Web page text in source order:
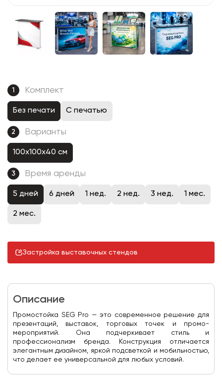
1 Комплект
Без печати С печатью
2 Варианты
100x100x40 см
3 Время аренды
5 дней 6 дней 1 нед. 2 нед. 3 нед. 1 мес.
2 мес.
Застройка выставочных стендов
Описание
Промостойка SEG Pro — это современное решение для
презентаций, выставок, торговых точек и промо-
мероприятий. Она подчеркивает стиль и
профессионализм бренда. Конструкция отличается
элегантным дизайном, яркой подсветкой и мобильностью,
что делает ее универсальной для любых условий.